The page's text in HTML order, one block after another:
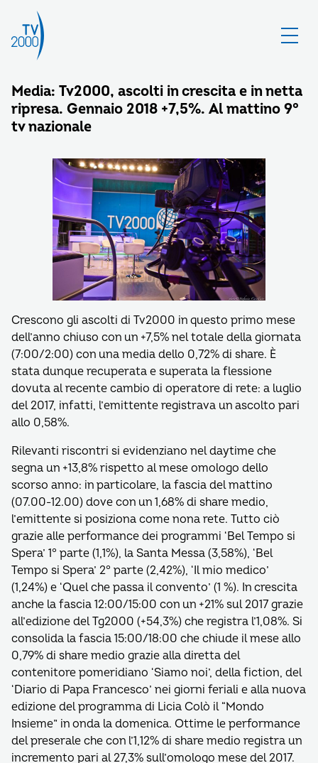
Media: Tv2000, ascolti in crescita e in netta
ripresa. Gennaio 2018 +7,5%. Al mattino 9°
tv nazionale
Crescono gli ascolti di Tv2000 in questo primo mese
dell’anno chiuso con un +7,5% nel totale della giornata
(7:00/2:00) con una media dello 0,72% di share. È
stata dunque recuperata e superata la flessione
dovuta al recente cambio di operatore di rete: a luglio
del 2017, infatti, l’emittente registrava un ascolto pari
allo 0,58%.
Rilevanti riscontri si evidenziano nel daytime che
segna un +13,8% rispetto al mese omologo dello
scorso anno: in particolare, la fascia del mattino
(07.00-12.00) dove con un 1,68% di share medio,
l’emittente si posiziona come nona rete. Tutto ciò
grazie alle performance dei programmi ‘Bel Tempo si
Spera’ 1° parte (1,1%), la Santa Messa (3,58%), ‘Bel
Tempo si Spera’ 2° parte (2,42%), ‘Il mio medico’
(1,24%) e ‘Quel che passa il convento’ (1 %). In crescita
anche la fascia 12:00/15:00 con un +21% sul 2017 grazie
all’edizione del Tg2000 (+54,3%) che registra l’1,08%. Si
consolida la fascia 15:00/18:00 che chiude il mese allo
0,79% di share medio grazie alla diretta del
contenitore pomeridiano ‘Siamo noi’, della fiction, del
‘Diario di Papa Francesco’ nei giorni feriali e alla nuova
edizione del programma di Licia Colò il “Mondo
Insieme” in onda la domenica. Ottime le performance
del preserale che con l’1,12% di share medio registra un
incremento pari al 27,3% sull’omologo mese del 2017.